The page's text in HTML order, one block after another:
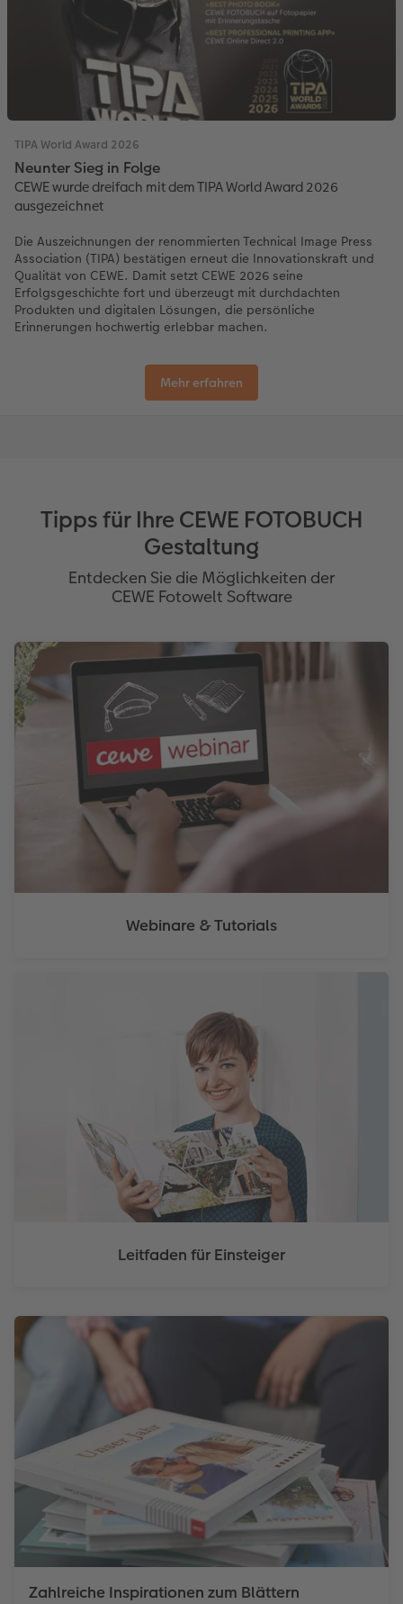
TIPA World Award 2026
Neunter Sieg in Folge
CEWE wurde dreifach mit dem TIPA World Award 2026
ausgezeichnet
Die Auszeichnungen der renommierten Technical Image Press
Association (TIPA) bestätigen erneut die Innovationskraft und
Qualität von CEWE. Damit setzt CEWE 2026 seine
Erfolgsgeschichte fort und überzeugt mit durchdachten
Produkten und digitalen Lösungen, die persönliche
Erinnerungen hochwertig erlebbar machen.
Mehr erfahren
Tipps für Ihre CEWE FOTOBUCH
Gestaltung
Entdecken Sie die Möglichkeiten der
CEWE Fotowelt Software
Webinare & Tutorials
Leitfaden für Einsteiger
Zahlreiche Inspirationen zum Blättern